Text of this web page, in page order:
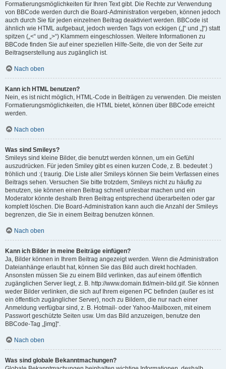
Formatierungsmöglichkeiten für Ihren Text gibt. Die Rechte zur Verwendung
von BBCode werden durch die Board-Administration vergeben, können jedoch
auch durch Sie für jeden einzelnen Beitrag deaktiviert werden. BBCode ist
ähnlich wie HTML aufgebaut, jedoch werden Tags von eckigen („[“ und „]“) statt
spitzen („<“ und „>“) Klammern eingeschlossen. Weitere Informationen zu
BBCode finden Sie auf einer speziellen Hilfe-Seite, die von der Seite zur
Beitragserstellung aus zugänglich ist.
Nach oben
Kann ich HTML benutzen?
Nein, es ist nicht möglich, HTML-Code in Beiträgen zu verwenden. Die meisten
Formatierungsmöglichkeiten, die HTML bietet, können über BBCode erreicht
werden.
Nach oben
Was sind Smileys?
Smileys sind kleine Bilder, die benutzt werden können, um ein Gefühl
auszudrücken. Für jeden Smiley gibt es einen kurzen Code, z. B. bedeutet :)
fröhlich und :( traurig. Die Liste aller Smileys können Sie beim Verfassen eines
Beitrags sehen. Versuchen Sie bitte trotzdem, Smileys nicht zu häufig zu
benutzen, sie können einen Beitrag schnell unlesbar machen und ein
Moderator könnte deshalb Ihren Beitrag entsprechend überarbeiten oder gar
komplett löschen. Die Board-Administration kann auch die Anzahl der Smileys
begrenzen, die Sie in einem Beitrag benutzen können.
Nach oben
Kann ich Bilder in meine Beiträge einfügen?
Ja, Bilder können in Ihrem Beitrag angezeigt werden. Wenn die Administration
Dateianhänge erlaubt hat, können Sie das Bild auch direkt hochladen.
Ansonsten müssen Sie zu einem Bild verlinken, das auf einem öffentlich
zugänglichen Server liegt, z. B. http://www.domain.tld/mein-bild.gif. Sie können
weder Bilder verlinken, die sich auf Ihrem eigenen PC befinden (außer es ist
ein öffentlich zugänglicher Server), noch zu Bildern, die nur nach einer
Anmeldung verfügbar sind, z. B. Hotmail- oder Yahoo-Mailboxen, mit einem
Passwort geschützte Seiten usw. Um das Bild anzuzeigen, benutze den
BBCode-Tag „[img]“.
Nach oben
Was sind globale Bekanntmachungen?